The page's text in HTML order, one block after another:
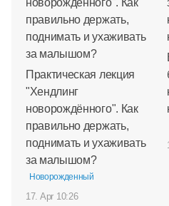
Практическая лекция
"Хендлинг
новорождённого". Как
правильно держать,
поднимать и ухаживать
за малышом?
Новорожденный
17. Apr 10:26